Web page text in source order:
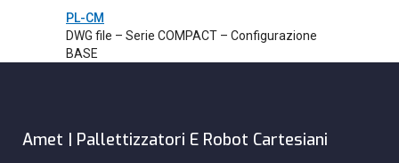
PL-CM
DWG file – Serie COMPACT – Configurazione
BASE
Amet | Pallettizzatori E Robot Cartesiani